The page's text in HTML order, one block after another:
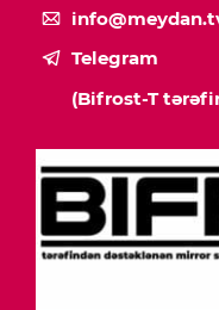
Telegram
(Bifrost-T